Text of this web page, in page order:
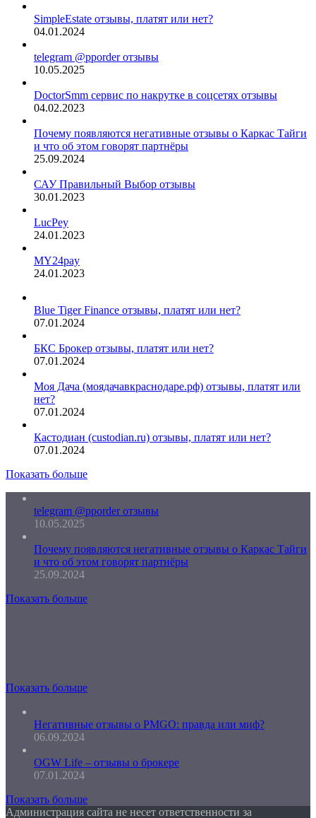
SimpleEstate отзывы, платят или нет?
04.01.2024
telegram @pporder отзывы
10.05.2025
DoctorSmm сервис по накрутке в соцсетях отзывы
04.02.2023
Почему появляются негативные отзывы о Каркас Тайги
и что об этом говорят партнёры
25.09.2024
САУ Правильный Выбор отзывы
30.01.2023
LucPey
24.01.2023
MY24pay
24.01.2023
Blue Tiger Finance отзывы, платят или нет?
07.01.2024
БКС Брокер отзывы, платят или нет?
07.01.2024
Моя Дача (моядачавкраснодаре.рф) отзывы, платят или
нет?
07.01.2024
Кастодиан (custodian.ru) отзывы, платят или нет?
07.01.2024
Показать больше
telegram @pporder отзывы
10.05.2025
Почему появляются негативные отзывы о Каркас Тайги
и что об этом говорят партнёры
25.09.2024
Показать больше
Показать больше
Негативные отзывы о PMGO: правда или миф?
06.09.2024
OGW Life – отзывы о брокере
07.01.2024
Показать больше
Администрация сайта не несет ответственности за